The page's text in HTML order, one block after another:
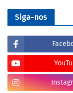
Siga-nos